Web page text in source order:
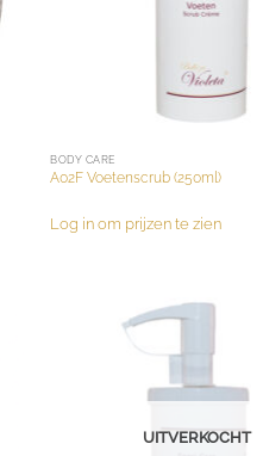
BODY CARE
A02F Voetenscrub (250ml)
Log in om prijzen te zien
UITVERKOCHT